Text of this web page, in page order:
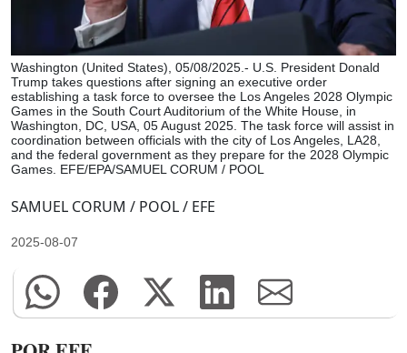
Washington (United States), 05/08/2025.- U.S. President Donald
Trump takes questions after signing an executive order
establishing a task force to oversee the Los Angeles 2028 Olympic
Games in the South Court Auditorium of the White House, in
Washington, DC, USA, 05 August 2025. The task force will assist in
coordination between officials with the city of Los Angeles, LA28,
and the federal government as they prepare for the 2028 Olympic
Games. EFE/EPA/SAMUEL CORUM / POOL
SAMUEL CORUM / POOL / EFE
2025-08-07